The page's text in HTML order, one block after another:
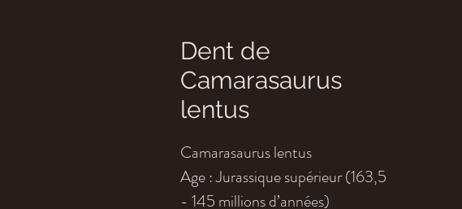
Dent de
Camarasaurus
lentus
Camarasaurus lentus
Age : Jurassique supérieur (163,5
- 145 millions d’années)